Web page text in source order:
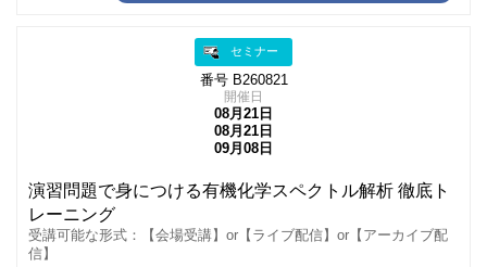
セミナー
番号 B260821
開催日
08月21日
08月21日
09月08日
演習問題で身につける有機化学スペクトル解析 徹底ト
レーニング
受講可能な形式：【会場受講】or【ライブ配信】or【アーカイブ配
信】